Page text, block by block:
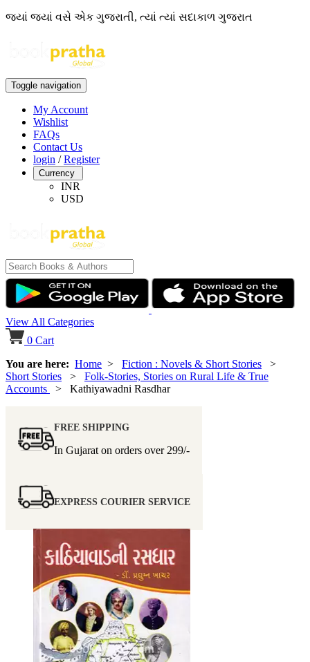
જ્યાં જ્યાં વસે એક ગુજરાતી, ત્યાં ત્યાં સદાકાળ ગુજરાત
Toggle navigation
My Account
Wishlist
FAQs
Contact Us
login /Register
Currency
INR
USD
View All Categories
0 Cart
You are here: Home > Fiction : Novels & Short Stories >
Short Stories > Folk-Stories, Stories on Rural Life & True
Accounts
> Kathiyawadni Rasdhar
FREE SHIPPING
In Gujarat on orders over 299/-
EXPRESS COURIER SERVICE